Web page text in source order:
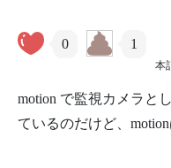
本
0 1
motion で監視カメラと
ているのだけど、